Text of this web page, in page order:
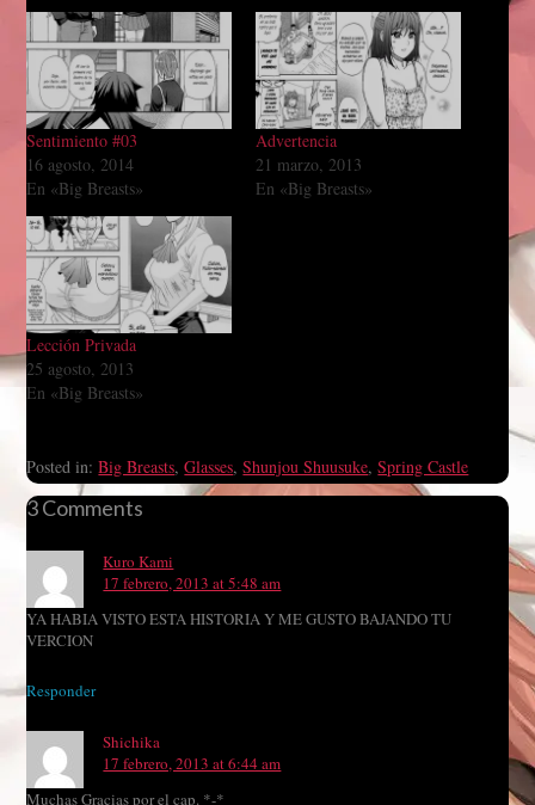
Sentimiento #03
16 agosto, 2014
En «Big Breasts»
Advertencia
21 marzo, 2013
En «Big Breasts»
Lección Privada
25 agosto, 2013
En «Big Breasts»
Posted in:Big Breasts,Glasses,Shunjou Shuusuke,Spring Castle
3 Comments
Kuro Kami
17 febrero, 2013 at 5:48 am
YA HABIA VISTO ESTA HISTORIA Y ME GUSTO BAJANDO TU
VERCION
Responder
Shichika
17 febrero, 2013 at 6:44 am
Muchas Gracias por el cap. *-*